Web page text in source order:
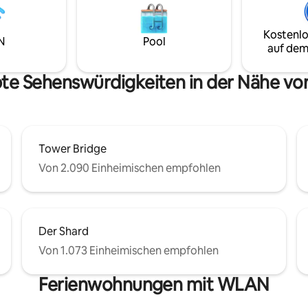
Frühstücksknotenpunkten
kannst. Die Wohnung befindet
Nähe der Tower Hill Station
einfachen Zugang zum Rest
Köstlichkeiten in lokalen
Bars und Märkten. Genieße
Spaziergänge und lebendige
dieser lebendigen
Buche ein unvergessliches
Abenteuer!
Pool
auf
Sehenswürdigkeiten in der Nähe
Tower Bridge
Von 2.090 Einheimischen empfohlen
Der Shard
Von 1.073 Einheimischen empfohlen
Ferienwohnungen mit WLAN